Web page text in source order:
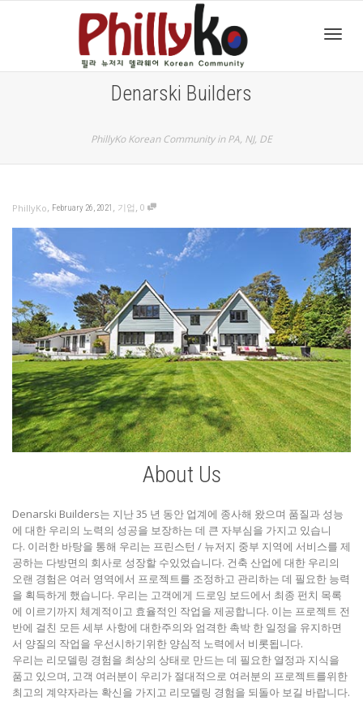
Denarski Builders
PhillyKo Korean Community in PA, NJ, DE
PhillyKo, February 26, 2021 , 기업 , 0
About Us
Denarski Builders는 지난 35 년 동안 업계에 종사해 왔으며 품질과 성능
에 대한 우리의 노력의 성공을 보장하는 데 큰 자부심을 가지고 있습니
다. 이러한 바탕을 통해 우리는 프린스턴 / 뉴저지 중부 지역에 서비스를 제
공하는 다방면의 회사로 성장할 수있었습니다. 건축 산업에 대한 우리의
오랜 경험은 여러 영역에서 프로젝트를 조정하고 관리하는 데 필요한 능력
을 획득하게 했습니다. 우리는 고객에게 드로잉 보드에서 최종 펀치 목록
에 이르기까지 체계적이고 효율적인 작업을 제공합니다. 이는 프로젝트 전
반에 걸친 모든 세부 사항에 대한주의와 엄격한 촉박 한 일정을 유지하면
서 양질의 작업을 우선시하기위한 양심적 노력에서 비롯됩니다.
우리는 리모델링 경험을 최상의 상태로 만드는 데 필요한 열정과 지식을
품고 있으며, 고객 여러분이 우리가 절대적으로 여러분의 프로젝트를위한
최고의 계약자라는 확신을 가지고 리모델링 경험을 되돌아 보길 바랍니다.